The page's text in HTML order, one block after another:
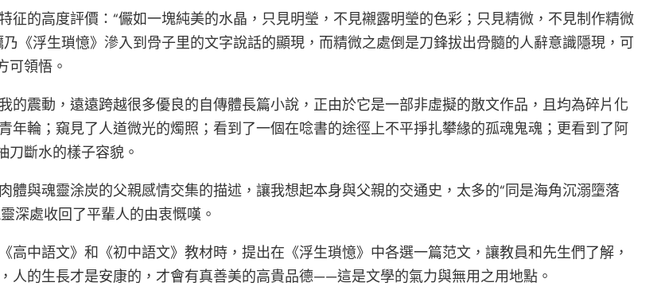
征的高度評價：“儼如一塊純美的水晶，只見明瑩，不見襯露明瑩的色彩；只見精微，不見制作精微
《浮生瑣憶》滲入到骨子里的文字說話的顯現，而精微之處倒是刀鋒拔出骨髓的人辭意識隱現，可
可領悟。
的震動，遠遠跨越很多優良的自傳體長篇小說，正由於它是一部非虛擬的散文作品，且均為碎片化
年輪；窺見了人道微光的燭照；看到了一個在唸書的途徑上不平掙扎攀緣的孤魂鬼魂；更看到了阿
刀斷水的樣子容貌。
體與魂靈涂炭的父親感情交集的描述，讓我想起本身與父親的交通史，太多的“同是海角沉溺墮落
深處收回了平輩人的由衷慨嘆。
中語文》和《初中語文》教材時，提出在《浮生瑣憶》中各選一篇范文，讓教員和先生們了解，
人的生長才是安康的，才會有真善美的高貴品德——這是文學的氣力與無用之用地點。